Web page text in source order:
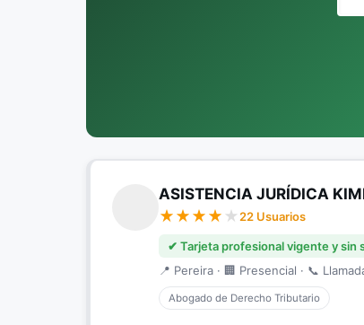
ASISTENCIA JURÍDICA
22 Usuarios
✔ Tarjeta profesional vigente y sin
📍 Pereira · 🏢 Presencial · 📞
Abogado de Derecho Tributario